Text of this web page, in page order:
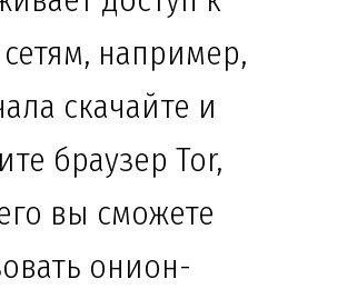
например,
скачайте и
браузер Tor,
вы сможете
онион-